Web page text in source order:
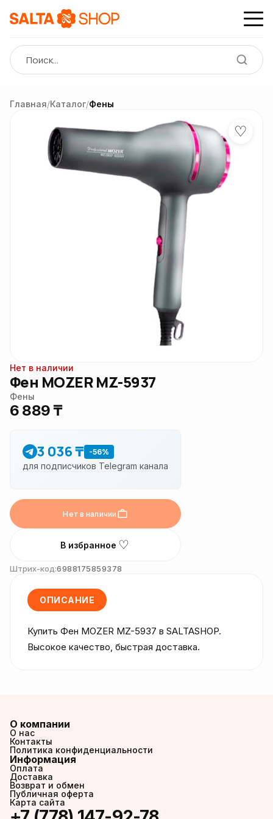
Главная/Каталог/Фены
♡
Нет в наличии
Фен MOZER MZ-5937
Фены
6 889 ₸
3 036 ₸ -56%
для подписчиков Telegram канала
Нет в наличии
В избранное ♡
Штрих-код:6988175859378
ОПИСАНИЕ
Купить Фен MOZER MZ-5937 в SALTASHOP.
Высокое качество, быстрая доставка.
О компании
О нас
Контакты
Политика конфиденциальности
Информация
Оплата
Доставка
Возврат и обмен
Публичная оферта
Карта сайта